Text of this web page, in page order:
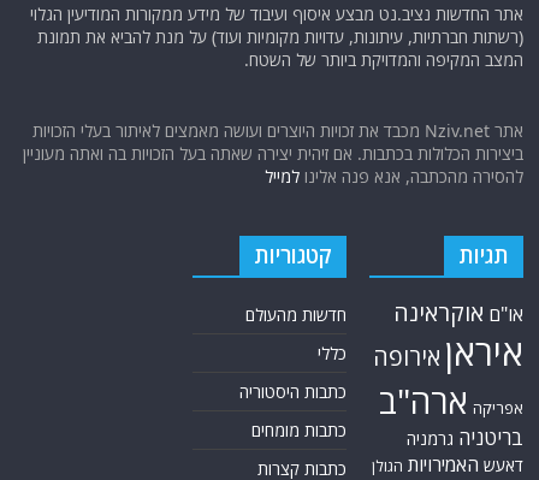
אתר החדשות נציב.נט מבצע איסוף ועיבוד של מידע ממקורות המודיעין הגלוי
(רשתות חברתיות, עיתונות, עדויות מקומיות ועוד) על מנת להביא את תמונת
המצב המקיפה והמדויקת ביותר של השטח.
אתר Nziv.net מכבד את זכויות היוצרים ועושה מאמצים לאיתור בעלי הזכויות
ביצירות הכלולות בכתבות. אם זיהית יצירה שאתה בעל הזכויות בה ואתה מעוניין
להסירה מהכתבה, אנא פנה אלינולמייל
תגיות
או"ם אוקראינה
איראן אירופה
אפריקה ארה"ב
בריטניה גרמניה
דאעש האמירויות הגולן
קטגוריות
חדשות מהעולם
כללי
כתבות היסטוריה
כתבות מומחים
כתבות קצרות